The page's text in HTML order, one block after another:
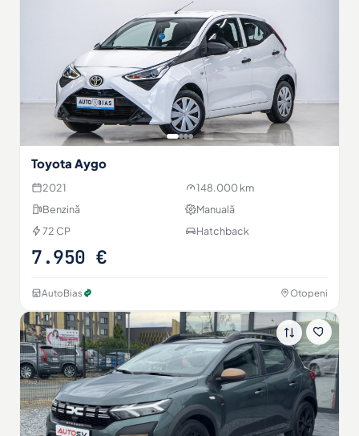
Toyota Aygo
2021
148.000 km
Benzină
Manuală
72 CP
Hatchback
7.950 €
AutoBias Otopeni